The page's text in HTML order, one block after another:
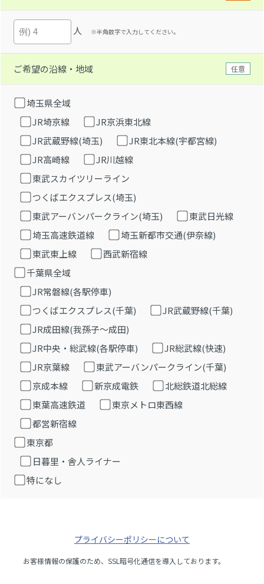
人 ※半角数字で入力してください。
ご希望の沿線・地域 任意
埼玉県全域
JR埼京線
JR京浜東北線
JR武蔵野線(埼玉)
JR東北本線(宇都宮線)
JR高崎線
JR川越線
東武スカイツリーライン
つくばエクスプレス(埼玉)
東武アーバンパークライン(埼玉)
東武日光線
埼玉高速鉄道線
埼玉新都市交通(伊奈線)
東武東上線
西武新宿線
千葉県全域
JR常磐線(各駅停車)
つくばエクスプレス(千葉)
JR武蔵野線(千葉)
JR成田線(我孫子～成田)
JR中央・総武線(各駅停車)
JR総武線(快速)
JR京葉線
東武アーバンパークライン(千葉)
京成本線
新京成電鉄
北総鉄道北総線
東葉高速鉄道
東京メトロ東西線
都営新宿線
東京都
日暮里・舎人ライナー
特になし
プライバシーポリシーについて
お客様情報の保護のため、SSL暗号化通信を導入しております。